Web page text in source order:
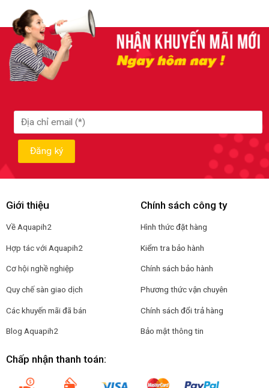
Giới thiệu
Về Aquapih2
Hợp tác với Aquapih2
Cơ hội nghề nghiệp
Quy chế sàn giao dịch
Các khuyến mãi đã bán
Blog Aquapih2
Chính sách công ty
Hình thức đặt hàng
Kiểm tra bảo hành
Chính sách bảo hành
Phương thức vận chuyên
Chính sách đổi trả hàng
Bảo mật thông tin
Chấp nhận thanh toán: